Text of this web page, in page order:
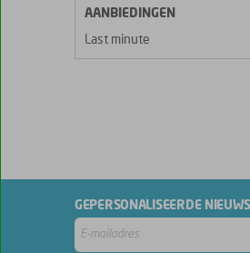
AANBIEDINGEN
Last minute
GEPERSONALISEERDE